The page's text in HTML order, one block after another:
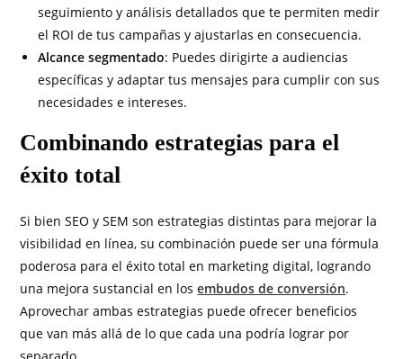
seguimiento y análisis detallados que te permiten medir
el ROI de tus campañas y ajustarlas en consecuencia.
Alcance segmentado: Puedes dirigirte a audiencias
específicas y adaptar tus mensajes para cumplir con sus
necesidades e intereses.
Combinando estrategias para el
éxito total
Si bien SEO y SEM son estrategias distintas para mejorar la
visibilidad en línea, su combinación puede ser una fórmula
poderosa para el éxito total en marketing digital, logrando
una mejora sustancial en losembudos de conversión.
Aprovechar ambas estrategias puede ofrecer beneficios
que van más allá de lo que cada una podría lograr por